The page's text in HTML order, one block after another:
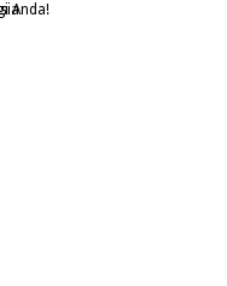
Anda!